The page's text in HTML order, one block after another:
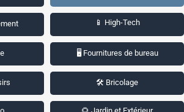
📱 High-Tech
🖥️ Fournitures de bureau
🛠️ Bricolage